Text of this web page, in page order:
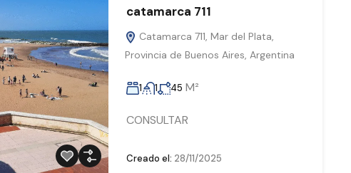
catamarca 711
Catamarca 711, Mar del Plata,
Provincia de Buenos Aires, Argentina
1 1 45 M²
CONSULTAR
Creado el: 28/11/2025